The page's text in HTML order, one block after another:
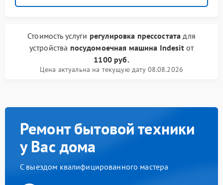
Стоимость услуги регулировка прессостата для
устройства посудомоечная машина Indesitот
1100 руб.
Цена актуальна на текущую дату 08.08.2026
Ремонт бытовой техники
у Вас дома
С выездом квалифицированного мастера